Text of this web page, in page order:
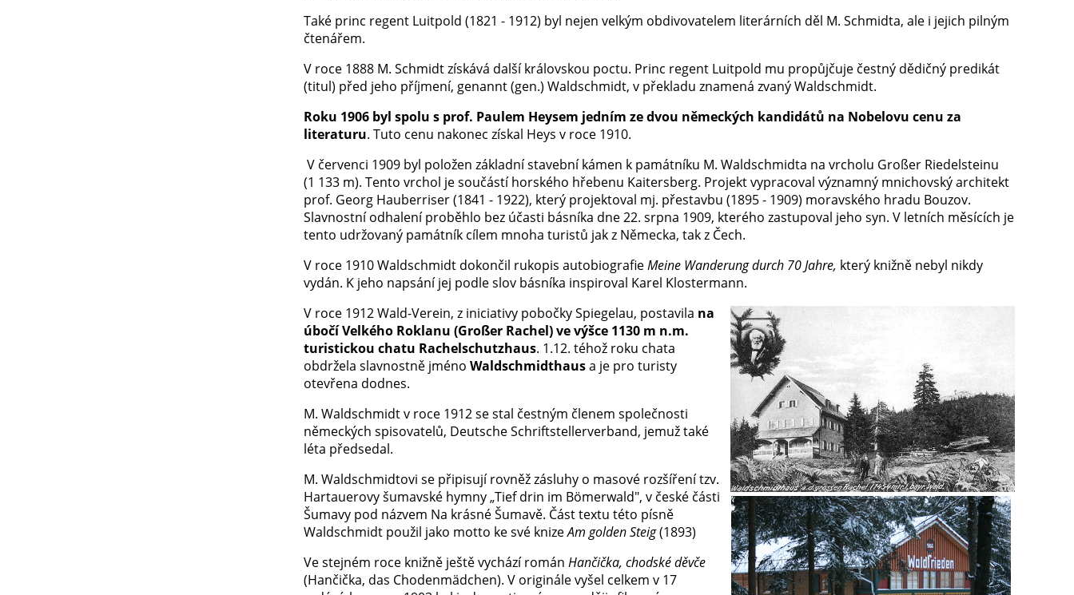
Také princ regent Luitpold (1821 - 1912) byl nejen velkým obdivovatelem literárních děl M. Schmidta, ale i jejich pilným
čtenářem.
V roce 1888 M. Schmidt získává další královskou poctu. Princ regent Luitpold mu propůjčuje čestný dědičný predikát
(titul) před jeho příjmení, genannt (gen.) Waldschmidt, v překladu znamená zvaný Waldschmidt.
Roku 1906 byl spolu s prof. Paulem Heysem jedním ze dvou německých kandidátů na Nobelovu cenu za
literaturu. Tuto cenu nakonec získal Heys v roce 1910.
V červenci 1909 byl položen základní stavební kámen k památníku M. Waldschmidta na vrcholu Großer Riedelsteinu
(1 133 m). Tento vrchol je součástí horského hřebenu Kaitersberg. Projekt vypracoval významný mnichovský architekt
prof. Georg Hauberriser (1841 - 1922), který projektoval mj. přestavbu (1895 - 1909) moravského hradu Bouzov.
Slavnostní odhalení proběhlo bez účasti básníka dne 22. srpna 1909, kterého zastupoval jeho syn. V letních měsících je
tento udržovaný památník cílem mnoha turistů jak z Německa, tak z Čech.
V roce 1910 Waldschmidt dokončil rukopis autobiografieMeine Wanderung durch 70 Jahre, který knižně nebyl nikdy
vydán. K jeho napsání jej podle slov básníka inspiroval Karel Klostermann.
V roce 1912 Wald-Verein, z iniciativy pobočky Spiegelau, postavila na
úbočí Velkého Roklanu (Großer Rachel) ve výšce 1130 m n.m.
turistickou chatu Rachelschutzhaus. 1.12. téhož roku chata
obdržela slavnostně jméno Waldschmidthausa je pro turisty
otevřena dodnes.
M. Waldschmidt v roce 1912 se stal čestným členem společnosti
německých spisovatelů, Deutsche Schriftstellerverband, jemuž také
léta předsedal.
M. Waldschmidtovi se připisují rovněž zásluhy o masové rozšíření tzv.
Hartauerovy šumavské hymny „Tief drin im Bömerwald", v české části
Šumavy pod názvem Na krásné Šumavě. Část textu této písně
Waldschmidt použil jako motto ke své knizeAm golden Steig(1893)
Ve stejném roce knižně ještě vychází román Hančička, chodské děvče
(Hančička, das Chodenmädchen). V originále vyšel celkem v 17